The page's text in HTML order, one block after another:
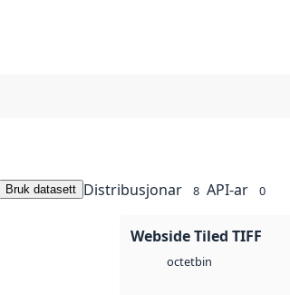
Bruk datasett Distribusjonar 8 API-ar 0
Webside Tiled TIFF
octetbin